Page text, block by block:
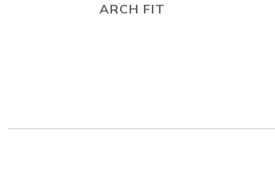
ARCH FIT